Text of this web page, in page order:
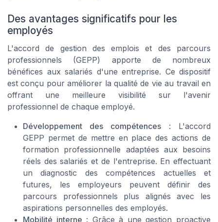
Des avantages significatifs pour les
employés
L'accord de gestion des emplois et des parcours
professionnels (GEPP) apporte de nombreux
bénéfices aux salariés d'une entreprise. Ce dispositif
est conçu pour améliorer la qualité de vie au travail en
offrant une meilleure visibilité sur l'avenir
professionnel de chaque employé.
Développement des compétences : L'accord
GEPP permet de mettre en place des actions de
formation professionnelle adaptées aux besoins
réels des salariés et de l'entreprise. En effectuant
un diagnostic des compétences actuelles et
futures, les employeurs peuvent définir des
parcours professionnels plus alignés avec les
aspirations personnelles des employés.
Mobilité interne : Grâce à une gestion proactive